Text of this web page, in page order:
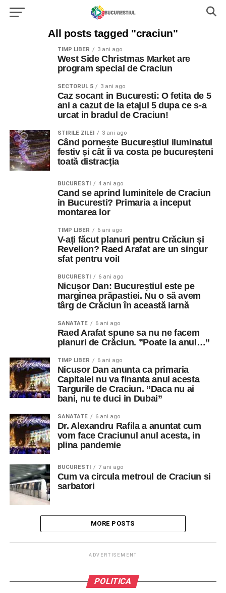
All posts tagged "craciun"
TIMP LIBER 3 ani ago
West Side Christmas Market are
program special de Craciun
SECTORUL 5 3 ani ago
Caz socant in Bucuresti: O fetita de 5
ani a cazut de la etajul 5 dupa ce s-a
urcat in bradul de Craciun!
STIRILE ZILEI 3 ani ago
Când pornește Bucureștiul iluminatul
festiv și cât îi va costa pe bucureșteni
toată distracția
BUCURESTI 4 ani ago
Cand se aprind luminitele de Craciun
in Bucuresti? Primaria a inceput
montarea lor
TIMP LIBER 6 ani ago
V-ați făcut planuri pentru Crăciun și
Revelion? Raed Arafat are un singur
sfat pentru voi!
BUCURESTI 6 ani ago
Nicușor Dan: Bucureștiul este pe
marginea prăpastiei. Nu o să avem
târg de Crăciun în această iarnă
SANATATE 6 ani ago
Raed Arafat spune sa nu ne facem
planuri de Crăciun. ”Poate la anul…”
TIMP LIBER 6 ani ago
Nicusor Dan anunta ca primaria
Capitalei nu va finanta anul acesta
Targurile de Craciun. ”Daca nu ai
bani, nu te duci in Dubai”
SANATATE 6 ani ago
Dr. Alexandru Rafila a anuntat cum
vom face Craciunul anul acesta, in
plina pandemie
BUCURESTI 7 ani ago
Cum va circula metroul de Craciun si
sarbatori
MORE POSTS
ADVERTISEMENT
POLITICA